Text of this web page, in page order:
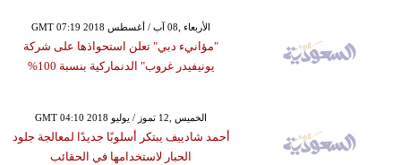
GMT 07:19 2018 الأربعاء ,08 آب / أغسطس
"مؤانيء دبي" تعلن استحواذها على شركة
يونيفيدر غروب" الدنماركية بنسبة 100%
GMT 04:10 2018 الخميس ,12 تموز / يوليو
أحمد شادييف يبتكر أسلوبًا جديدًا لمعالجة جلود
الحبار لاستخدامها في الحقائب